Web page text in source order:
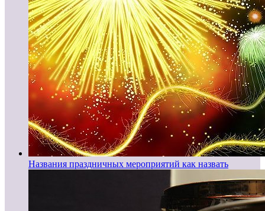
Названия праздничных мероприятий как назвать